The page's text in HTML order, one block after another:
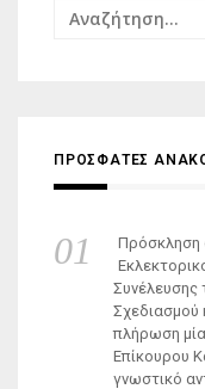
Αναζήτηση
ΠΡΟΣΦΑΤΕΣ
Πρόσκληση
Συνέλευσης
Σχεδιασμού
πλήρωση
Επίκουρου
γνωστικό